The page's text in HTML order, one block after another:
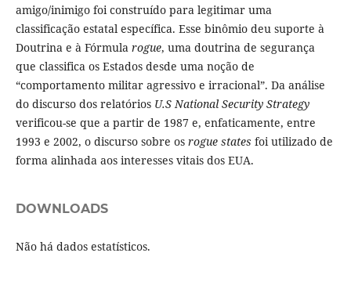
amigo/inimigo foi construído para legitimar uma
classificação estatal específica. Esse binômio deu suporte à
Doutrina e à Fórmula rogue, uma doutrina de segurança
que classifica os Estados desde uma noção de
“comportamento militar agressivo e irracional”. Da análise
do discurso dos relatórios U.S National Security Strategy
verificou-se que a partir de 1987 e, enfaticamente, entre
1993 e 2002, o discurso sobre os rogue states foi utilizado de
forma alinhada aos interesses vitais dos EUA.
DOWNLOADS
Não há dados estatísticos.